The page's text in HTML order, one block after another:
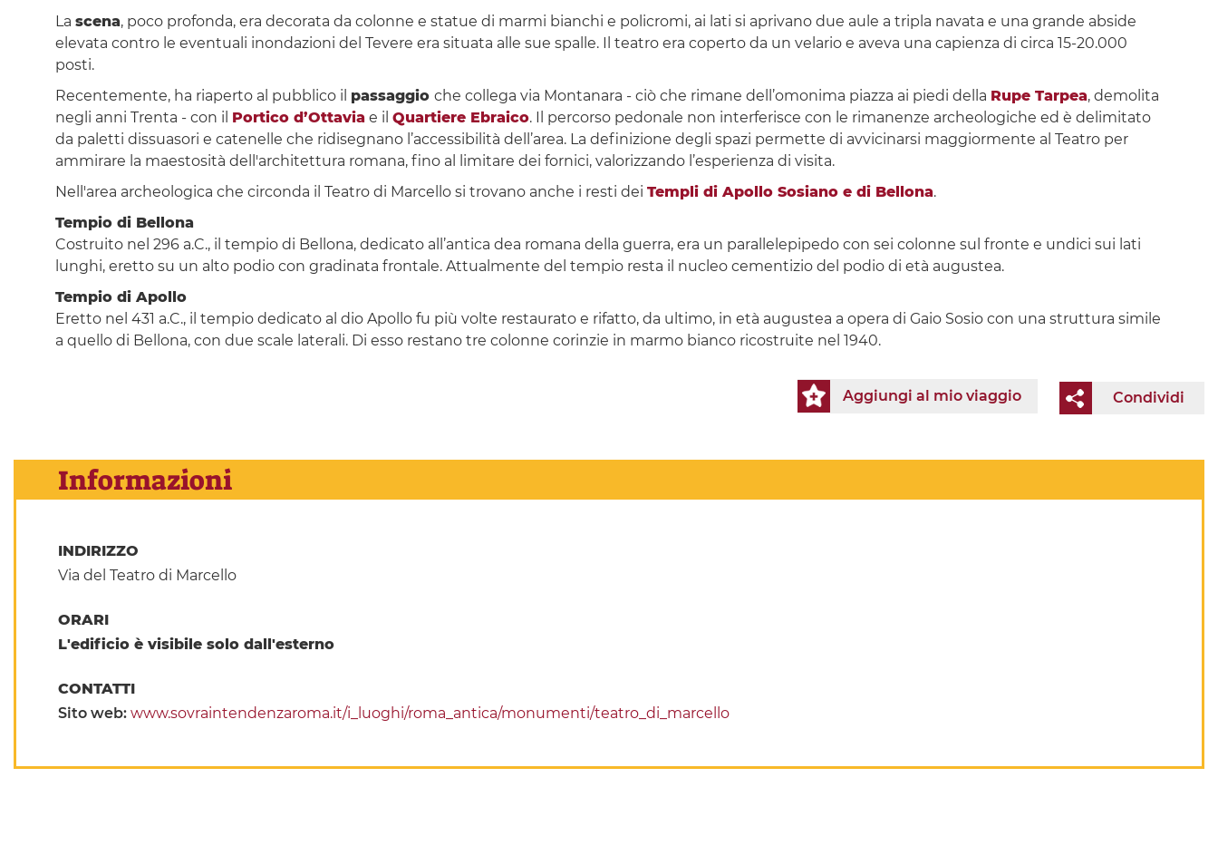
La scena, poco profonda, era decorata da colonne e statue di marmi bianchi e policromi, ai lati si aprivano due aule a tripla navata e una grande abside
elevata contro le eventuali inondazioni del Tevere era situata alle sue spalle. Il teatro era coperto da un velario e aveva una capienza di circa 15-20.000
posti.
Recentemente, ha riaperto al pubblico il passaggio che collega via Montanara - ciò che rimane dell’omonima piazza ai piedi della Rupe Tarpea, demolita
negli anni Trenta - con il Portico d’Ottaviae il Quartiere Ebraico. Il percorso pedonale non interferisce con le rimanenze archeologiche ed è delimitato
da paletti dissuasori e catenelle che ridisegnano l’accessibilità dell’area. La definizione degli spazi permette di avvicinarsi maggiormente al Teatro per
ammirare la maestosità dell'architettura romana, fino al limitare dei fornici, valorizzando l’esperienza di visita.
Nell'area archeologica che circonda il Teatro di Marcello si trovano anche i resti dei Templi di Apollo Sosiano e di Bellona.
Tempio di Bellona
Costruito nel 296 a.C., il tempio di Bellona, dedicato all’antica dea romana della guerra, era un parallelepipedo con sei colonne sul fronte e undici sui lati
lunghi, eretto su un alto podio con gradinata frontale. Attualmente del tempio resta il nucleo cementizio del podio di età augustea.
Tempio di Apollo
Eretto nel 431 a.C., il tempio dedicato al dio Apollo fu più volte restaurato e rifatto, da ultimo, in età augustea a opera di Gaio Sosio con una struttura simile
a quello di Bellona, con due scale laterali. Di esso restano tre colonne corinzie in marmo bianco ricostruite nel 1940.
Condividi
Aggiungi al mio viaggio
Informazioni
INDIRIZZO
Via del Teatro di Marcello
ORARI
L'edificio è visibile solo dall'esterno
CONTATTI
Sito web: www.sovraintendenzaroma.it/i_luoghi/roma_antica/monumenti/teatro_di_marcello